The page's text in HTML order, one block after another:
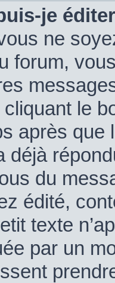
je
ne
forum,
le
après que
déjà
du
édité,
texte
par un